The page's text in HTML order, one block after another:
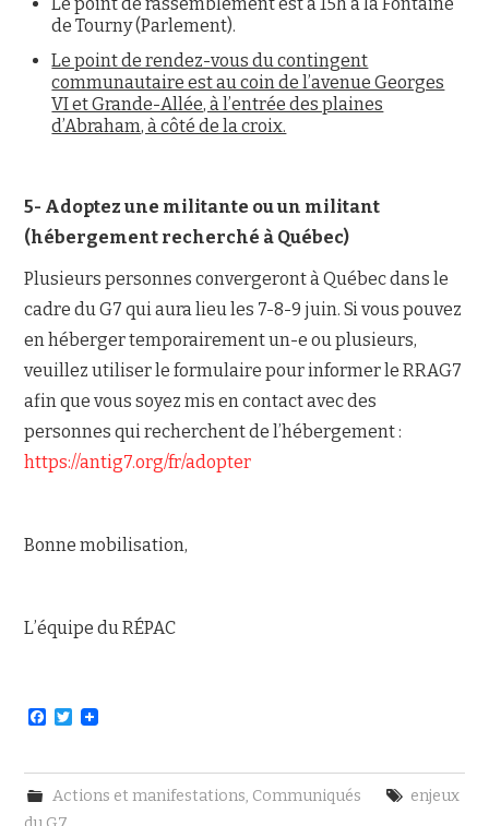
de Tourny (Parlement).
Le point de rendez-vous du contingent
communautaire est au coin de l’avenue Georges
VI et Grande-Allée, à l’entrée des plaines
d’Abraham, à côté de la croix.
5- Adoptez une militante ou un militant
(hébergement recherché à Québec)
Plusieurs personnes convergeront à Québec dans le
cadre du G7 qui aura lieu les 7-8-9 juin. Si vous pouvez
en héberger temporairement un-e ou plusieurs,
veuillez utiliser le formulaire pour informer le RRAG7
afin que vous soyez mis en contact avec des
personnes qui recherchent de l’hébergement :
https://antig7.org/fr/adopter
Bonne mobilisation,
L’équipe du RÉPAC
F
e
b
o
o
T
t
t
e
Actions et manifestations, Communiqués
enjeux